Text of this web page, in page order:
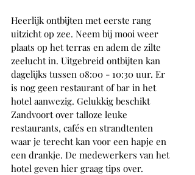
Heerlijk ontbijten met eerste rang
uitzicht op zee. Neem bij mooi weer
plaats op het terras en adem de zilte
zeelucht in. Uitgebreid ontbijten kan
dagelijks tussen 08:00 - 10:30 uur. Er
is nog geen restaurant of bar in het
hotel aanwezig. Gelukkig beschikt
Zandvoort over talloze leuke
restaurants, cafés en strandtenten
waar je terecht kan voor een hapje en
een drankje. De medewerkers van het
hotel geven hier graag tips over.